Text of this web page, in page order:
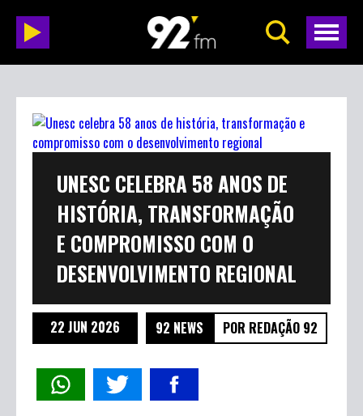
UNESC CELEBRA 58 ANOS DE
HISTÓRIA, TRANSFORMAÇÃO
E COMPROMISSO COM O
DESENVOLVIMENTO REGIONAL
22 JUN 2026 92 NEWS POR REDAÇÃO 92